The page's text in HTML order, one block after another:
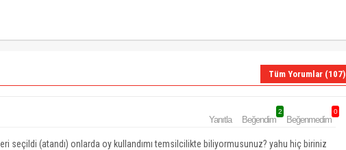
Tüm Yorumlar (107)
Yanıtla Beğendim
2
Beğenmedim
0
seçildi (atandı) onlarda oy kullandımı temsilcilikte biliyormusunuz? yahu hiç biriniz